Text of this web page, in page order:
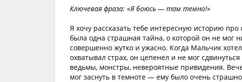
Ключевая фраза: «Я боюсь — там темно!»
Я хочу рассказать тебе интересную историю
была одна страшная тайна, о которой он не мог
совершенно жутко и ужасно. Когда Мальчик
охватывал страх, он цепенел и не мог
ведьмы, монстры, невероятные привидения.
мог заснуть в темноте — ему было очень